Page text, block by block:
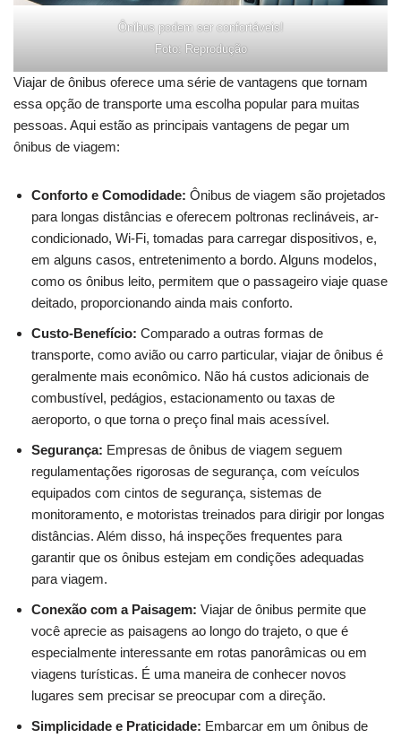
Ônibus podem ser confortáveis!
Foto: Reprodução
Viajar de ônibus oferece uma série de vantagens que tornam
essa opção de transporte uma escolha popular para muitas
pessoas. Aqui estão as principais vantagens de pegar um
ônibus de viagem:
Conforto e Comodidade: Ônibus de viagem são projetados
para longas distâncias e oferecem poltronas reclináveis, ar-
condicionado, Wi-Fi, tomadas para carregar dispositivos, e,
em alguns casos, entretenimento a bordo. Alguns modelos,
como os ônibus leito, permitem que o passageiro viaje quase
deitado, proporcionando ainda mais conforto.
Custo-Benefício: Comparado a outras formas de
transporte, como avião ou carro particular, viajar de ônibus é
geralmente mais econômico. Não há custos adicionais de
combustível, pedágios, estacionamento ou taxas de
aeroporto, o que torna o preço final mais acessível.
Segurança: Empresas de ônibus de viagem seguem
regulamentações rigorosas de segurança, com veículos
equipados com cintos de segurança, sistemas de
monitoramento, e motoristas treinados para dirigir por longas
distâncias. Além disso, há inspeções frequentes para
garantir que os ônibus estejam em condições adequadas
para viagem.
Conexão com a Paisagem: Viajar de ônibus permite que
você aprecie as paisagens ao longo do trajeto, o que é
especialmente interessante em rotas panorâmicas ou em
viagens turísticas. É uma maneira de conhecer novos
lugares sem precisar se preocupar com a direção.
Simplicidade e Praticidade: Embarcar em um ônibus de